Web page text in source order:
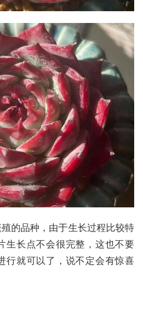
的品种，由于生长过程比较特
生长点不会很完整，这也不要
行就可以了，说不定会有惊喜